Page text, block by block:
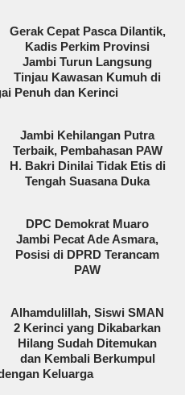
Gerak Cepat Pasca Dilantik,
Kadis Perkim Provinsi
Jambi Turun Langsung
Tinjau Kawasan Kumuh di
Penuh dan Kerinci
Jambi Kehilangan Putra
Terbaik, Pembahasan PAW
H. Bakri Dinilai Tidak Etis di
Tengah Suasana Duka
DPC Demokrat Muaro
Jambi Pecat Ade Asmara,
Posisi di DPRD Terancam
PAW
Alhamdulillah, Siswi SMAN
2 Kerinci yang Dikabarkan
Hilang Sudah Ditemukan
dan Kembali Berkumpul
Keluarga